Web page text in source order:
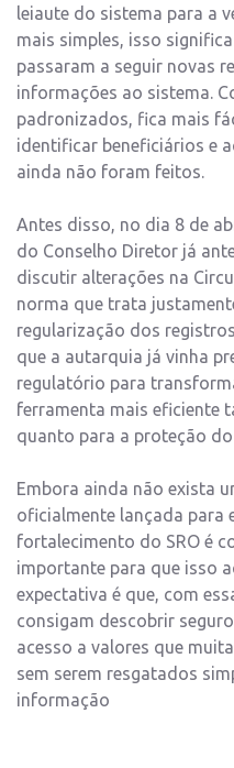
leiaute do sistema para a
mais simples, isso
passaram a seguir novas
informações ao sistema.
padronizados, fica mais
identificar beneficiários e
ainda não foram feitos.
Antes disso, no dia 8 de
do Conselho Diretor já
discutir alterações na
norma que trata
regularização dos
que a autarquia já vinha
regulatório para
ferramenta mais eficiente
quanto para a proteção
Embora ainda não exista
oficialmente lançada para
fortalecimento do SRO é
importante para que isso
expectativa é que, com
consigam descobrir
acesso a valores que
sem serem resgatados
informação